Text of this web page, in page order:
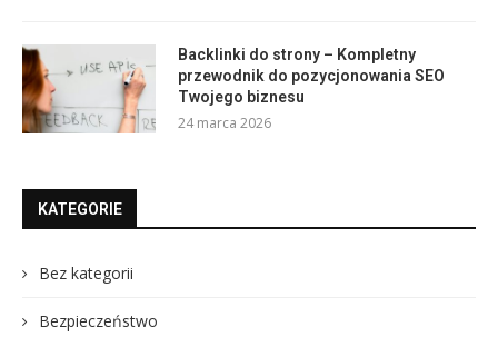
Backlinki do strony – Kompletny
przewodnik do pozycjonowania SEO
Twojego biznesu
24 marca 2026
KATEGORIE
Bez kategorii
Bezpieczeństwo